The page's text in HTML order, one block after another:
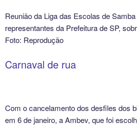
Reunião da Liga das Escolas de
representantes da Prefeitura de SP,
Foto: Reprodução
Carnaval de rua
Com o cancelamento dos desfiles dos
em 6 de janeiro, a Ambev, que foi